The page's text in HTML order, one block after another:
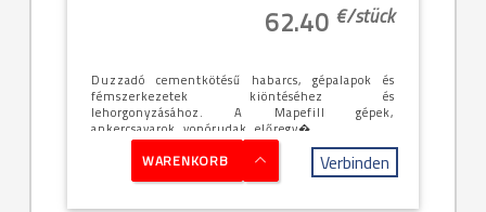
62.40 €/stück
Duzzadó cementkötésű habarcs, gépalapok és
fémszerkezetek kiöntéséhez és
lehorgonyzásához. A Mapefill gépek,
ankercsavarok, vonórudak, előregy�...
WARENKORB Verbinden